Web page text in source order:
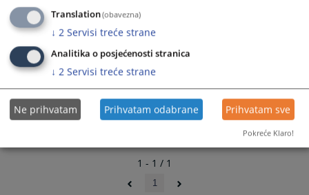
1 - 1 / 1
1
Translation(obavezna)
↓ 2 Servisi treće strane
Analitika o posjećenosti stranica
↓ 2 Servisi treće strane
Ne prihvatam Prihvatam odabrane Prihvatam sve
Pokreće Klaro!